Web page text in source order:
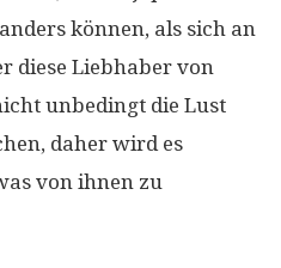
können, als sich an
diese Liebhaber von
unbedingt die Lust
daher wird es
von ihnen zu